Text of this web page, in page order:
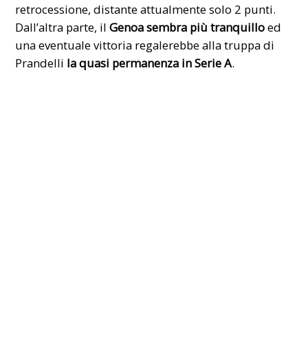
retrocessione, distante attualmente solo 2 punti.
Dall’altra parte, ilGenoa sembra più tranquilloed
una eventuale vittoria regalerebbe alla truppa di
Prandelli la quasi permanenza in Serie A.